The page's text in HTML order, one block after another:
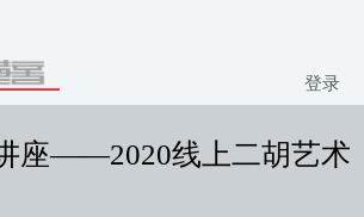
登录
座——2020线上二胡艺术